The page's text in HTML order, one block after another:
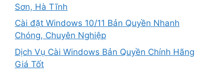
Sơn, Hà Tĩnh
Cài đặt Windows 10/11 Bản Quyền Nhanh
Chóng, Chuyên Nghiệp
Dịch Vụ Cài Windows Bản Quyền Chính Hãng
Giá Tốt